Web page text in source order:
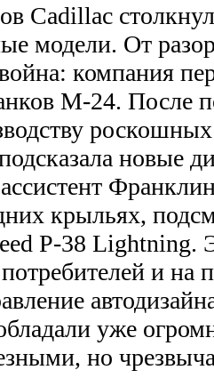
Cadillac
модели. От
компания
М-24. После
новые
крыльях,
P-38 Lightning.
и на
уже
но